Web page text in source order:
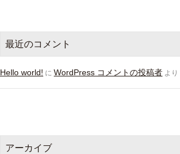
最近のコメント
Hello world! に WordPress コメントの投稿者 より
アーカイブ